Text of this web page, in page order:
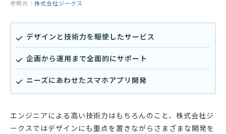
参照元： 株式会社ジークス
デザインと技術力を駆使したサービス
企画から運用まで全面的にサポート
ニーズにあわせたスマホアプリ開発
エンジニアによる高い技術力はもちろんのこと、株式会社ジ
ークスではデザインにも重点を置きながらさまざまな開発を